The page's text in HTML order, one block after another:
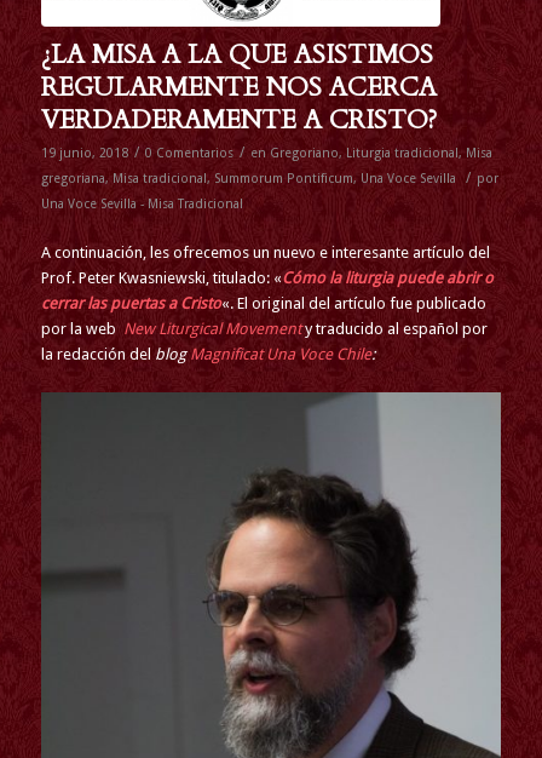
¿LA MISA A LA QUE ASISTIMOS
REGULARMENTE NOS ACERCA
VERDADERAMENTE A CRISTO?
19 junio, 2018 / 0 Comentarios / en Gregoriano, Liturgia tradicional, Misa
gregoriana, Misa tradicional, Summorum Pontificum, Una Voce Sevilla / por
Una Voce Sevilla - Misa Tradicional
A continuación, les ofrecemos un nuevo e interesante artículo del
Prof. Peter Kwasniewski, titulado: «Cómo la liturgia puede abrir o
cerrar las puertas a Cristo«. El original del artículo fue publicado
por la web New Liturgical Movementy traducido al español por
la redacción del blogMagnificat Una Voce Chile: